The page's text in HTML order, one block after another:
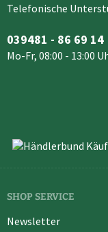
Telefonische
039481 - 86 69 14
Mo-Fr, 08:00 - 13:00
SHOP SERVICE
Newsletter